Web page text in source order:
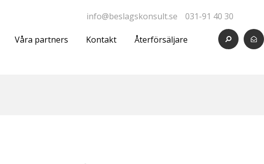
info@beslagskonsult.se 031-91 40 30
Våra partners Kontakt Återförsäljare